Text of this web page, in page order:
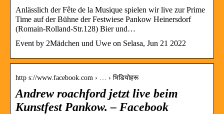
Anlässlich der Fête de la Musique spielen wir live zur Prime
Time auf der Bühne der Festwiese Pankow Heinersdorf
(Romain-Rolland-Str.128) Bier und…
Event by 2Mädchen und Uwe on Selasa, Jun 21 2022
http s://www.facebook.com › … › भिडियोहरू
Andrew roachford jetzt live beim
Kunstfest Pankow. – Facebook